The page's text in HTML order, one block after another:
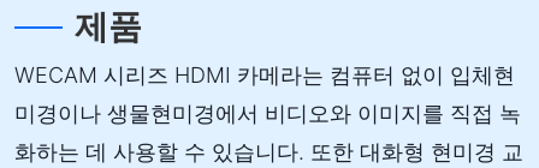
제품
WECAM 시리즈 HDMI 카메라는 컴퓨터 없이 입체현
미경이나 생물현미경에서 비디오와 이미지를 직접 녹
화하는 데 사용할 수 있습니다. 또한 대화형 현미경 교